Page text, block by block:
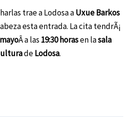
trae a Lodosa aUxue Barkos
esta entrada. La cita tendrÃ¡
Â a las 19:30 horasen lasala
deLodosa.